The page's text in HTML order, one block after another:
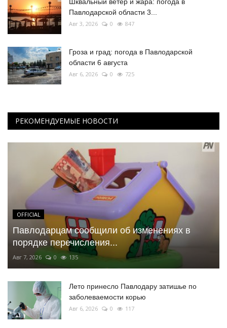
Павлодарской области 3...
Авг 3, 2026 0 847
Гроза и град: погода в Павлодарской
области 6 августа
Авг 6, 2026 0 725
РЕКОМЕНДУЕМЫЕ НОВОСТИ
OFFICIAL
Павлодарцам сообщили об изменениях в
порядке перечисления...
Авг 7, 2026 0 135
Лето принесло Павлодару затишье по
заболеваемости корью
Авг 6, 2026 0 117